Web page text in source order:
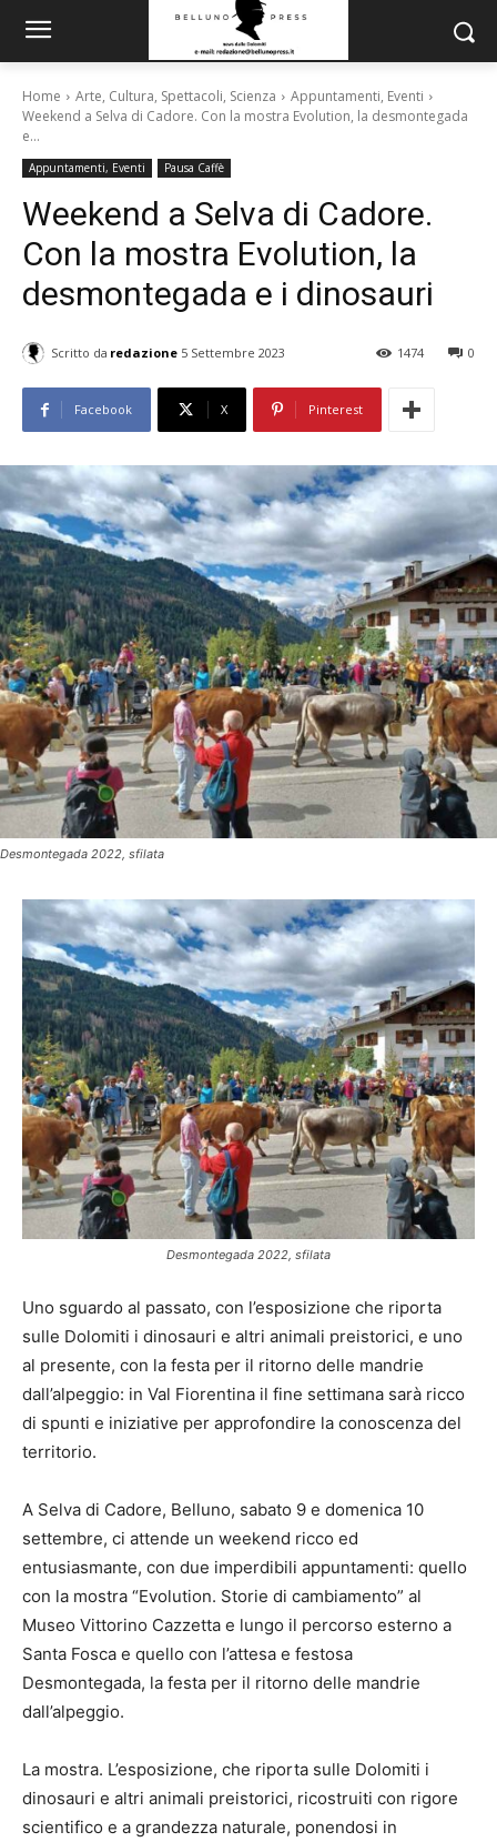
Home Arte, Cultura, Spettacoli, Scienza
Appuntamenti, Eventi
Weekend a Selva di Cadore. Con la mostra Evolution, la desmontegada
e...
Appuntamenti, Eventi Pausa Caffè
Weekend a Selva di Cadore.
Con la mostra Evolution, la
desmontegada e i dinosauri
Scritto da redazione 5 Settembre 2023 0
1474
Facebook X Pinterest
Desmontegada 2022, sfilata
Desmontegada 2022, sfilata
Uno sguardo al passato, con l’esposizione che riporta
sulle Dolomiti i dinosauri e altri animali preistorici, e uno
al presente, con la festa per il ritorno delle mandrie
dall’alpeggio: in Val Fiorentina il fine settimana sarà ricco
di spunti e iniziative per approfondire la conoscenza del
territorio.
A Selva di Cadore, Belluno, sabato 9 e domenica 10
settembre, ci attende un weekend ricco ed
entusiasmante, con due imperdibili appuntamenti: quello
con la mostra “Evolution. Storie di cambiamento” al
Museo Vittorino Cazzetta e lungo il percorso esterno a
Santa Fosca e quello con l’attesa e festosa
Desmontegada, la festa per il ritorno delle mandrie
dall’alpeggio.
La mostra. L’esposizione, che riporta sulle Dolomiti i
dinosauri e altri animali preistorici, ricostruiti con rigore
scientifico e a grandezza naturale, ponendosi in